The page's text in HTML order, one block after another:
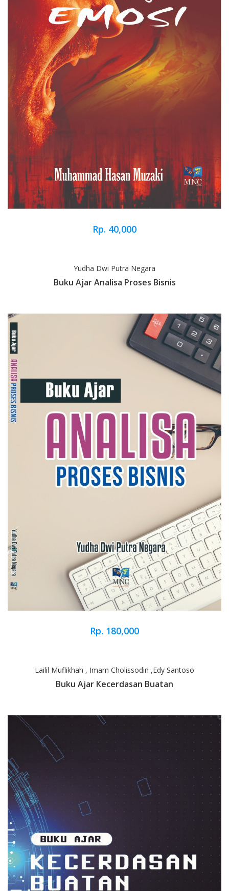
Rp. 40,000
Yudha Dwi Putra Negara
Buku Ajar Analisa Proses Bisnis
Rp. 180,000
Lailil Muflikhah , Imam Cholissodin ,Edy Santoso
Buku Ajar Kecerdasan Buatan